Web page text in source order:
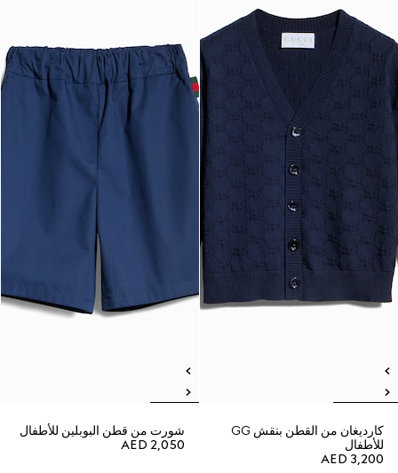
كارديغان من القطن بنقش GG
للأطفال
AED 3,200
شورت من قطن البوبلين للأطفال
AED 2,050